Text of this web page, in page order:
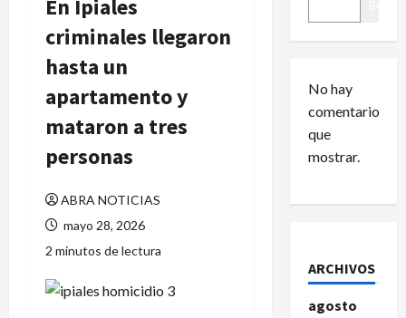
En Ipiales
criminales llegaron
hasta un
apartamento y
mataron a tres
personas
ABRA NOTICIAS
mayo 28, 2026
2 minutos de lectura
No hay
comentarios
que
mostrar.
ARCHIVOS
agosto